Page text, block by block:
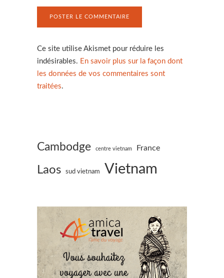
Ce site utilise Akismet pour réduire les
indésirables. En savoir plus sur la façon dont
les données de vos commentaires sont
traitées.
Cambodge centre vietnam France
Laos sud vietnam Vietnam